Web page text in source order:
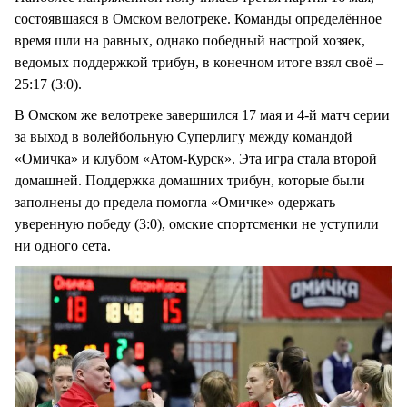
состоявшаяся в Омском велотреке. Команды определённое
время шли на равных, однако победный настрой хозяек,
ведомых поддержкой трибун, в конечном итоге взял своё –
25:17 (3:0).
В Омском же велотреке завершился 17 мая и 4-й матч серии
за выход в волейбольную Суперлигу между командой
«Омичка» и клубом «Атом-Курск». Эта игра стала второй
домашней. Поддержка домашних трибун, которые были
заполнены до предела помогла «Омичке» одержать
уверенную победу (3:0), омские спортсменки не уступили
ни одного сета.